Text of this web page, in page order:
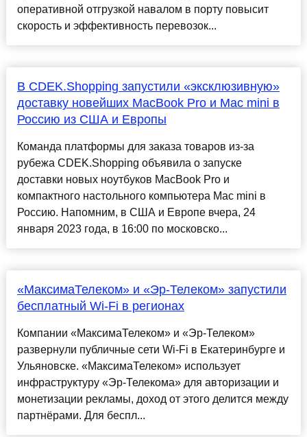
оперативной отгрузкой навалом в порту повысит
скорость и эффективность перевозок...
В CDEK.Shopping запустили «эксклюзивную»
доставку новейших MacBook Pro и Mac mini в
Россию из США и Европы
Команда платформы для заказа товаров из-за
рубежа CDEK.Shopping объявила о запуске
доставки новых ноутбуков MacBook Pro и
компактного настольного компьютера Mac mini в
Россию. Напомним, в США и Европе вчера, 24
января 2023 года, в 16:00 по московско...
«МаксимаТелеком» и «Эр-Телеком» запустили
бесплатный Wi-Fi в регионах
Компании «МаксимаТелеком» и «Эр-Телеком»
развернули публичные сети Wi-Fi в Екатеринбурге и
Ульяновске. «МаксимаТелеком» использует
инфраструктуру «Эр-Телекома» для авторизации и
монетизации рекламы, доход от этого делится между
партнёрами. Для беспл...